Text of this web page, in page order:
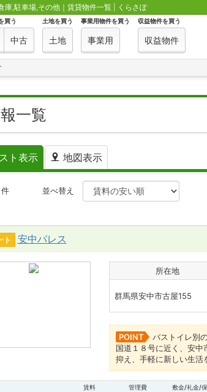
庫,駐車場,その他｜賃貸物件一覧 | くらさぽ
買う
中古
土地を買う
土地
事業用物件を買う
事業用
収益物件を買う
収益物件
一覧
ト表示 地図表示
件 並べ替え
ト 安中パレス
所在地
群馬県安中市古屋155
POINT
バストイレ別
国道１８号に近く、安
抑え、手軽に新しい生活
賃料 管理費 敷金/礼金/